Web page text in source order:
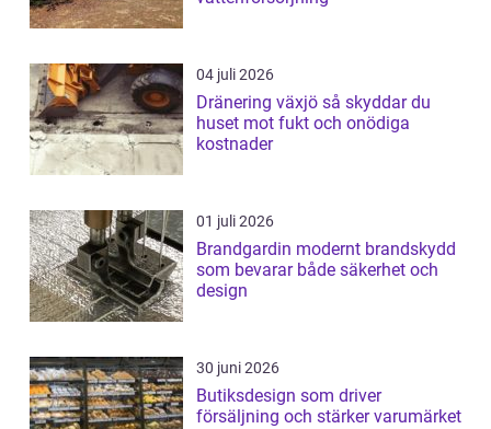
04 juli 2026
Dränering växjö så skyddar du
huset mot fukt och onödiga
kostnader
01 juli 2026
Brandgardin modernt brandskydd
som bevarar både säkerhet och
design
30 juni 2026
Butiksdesign som driver
försäljning och stärker varumärket